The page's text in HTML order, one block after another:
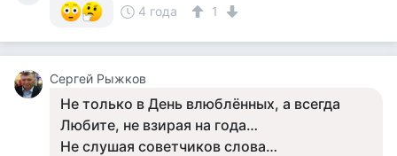
4 года
1
Сергей Рыжков
Не только в День влюблённых, а всегда
Любите, не взирая на года…
Не слушая советчиков слова…